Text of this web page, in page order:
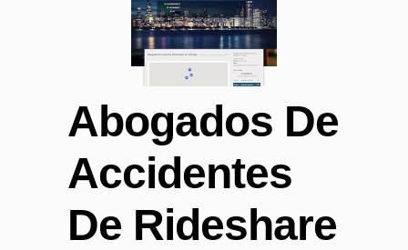
Abogados De
Accidentes
De Rideshare